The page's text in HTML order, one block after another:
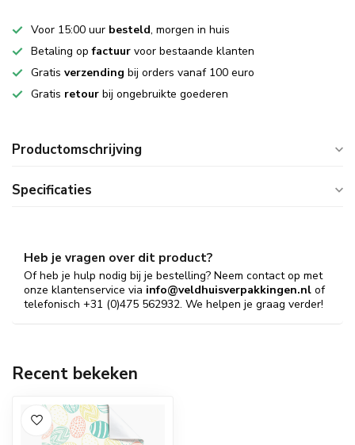
Voor 15:00 uur besteld, morgen in huis
Betaling opfactuur voor bestaande klanten
Gratis verzending bij orders vanaf 100 euro
Gratis retour bij ongebruikte goederen
Productomschrijving
Specificaties
Heb je vragen over dit product?
Of heb je hulp nodig bij je bestelling? Neem contact op met
onze klantenservice via info@veldhuisverpakkingen.nl of
telefonisch +31 (0)475 562932. We helpen je graag verder!
Recent bekeken